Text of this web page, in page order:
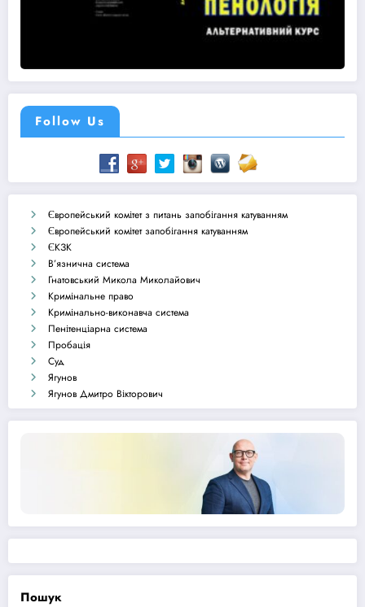
Follow Us
Європейський комітет з питань запобігання катуванням
Європейський комітет запобігання катуванням
ЄКЗК
В’язнична система
Гнатовський Микола Миколайович
Кримінальне право
Кримінально-виконавча система
Пенітенціарна система
Пробація
Суд
Ягунов
Ягунов Дмитро Вікторович
Пошук